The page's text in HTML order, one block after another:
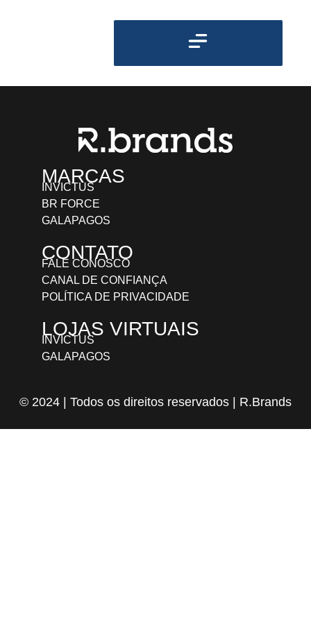
MARCAS
INVICTUS
BR FORCE
GALAPAGOS
CONTATO
FALE CONOSCO
CANAL DE CONFIANÇA
POLÍTICA DE PRIVACIDADE
LOJAS VIRTUAIS
INVICTUS
GALAPAGOS
© 2024 | Todos os direitos reservados | R.Brands